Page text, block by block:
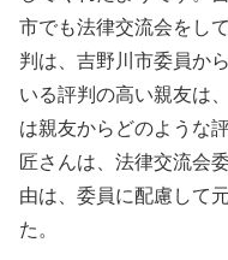
市でも法律交流会をし
判は、吉野川市委員か
いる評判の高い親友は
は親友からどのような
匠さんは、法律交流会
由は、委員に配慮して
た。